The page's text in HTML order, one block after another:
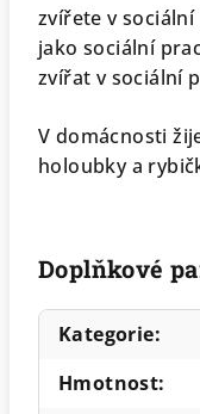
zvířete v
jako sociální
zvířat v sociální
V domácnosti
holoubky a
Doplňkové
Kategorie:
Hmotnost: